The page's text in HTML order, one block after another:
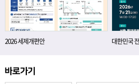
2026 세제개편안